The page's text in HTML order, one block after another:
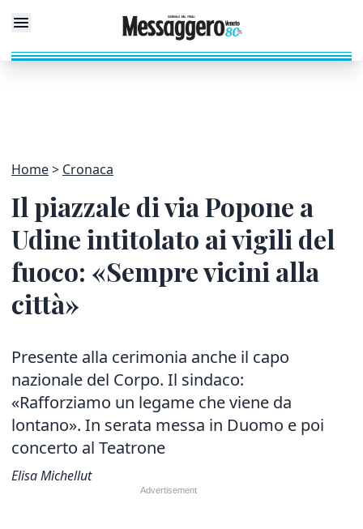
Home Cronaca
Il piazzale di via Popone a
Udine intitolato ai vigili del
fuoco: «Sempre vicini alla
città»
Presente alla cerimonia anche il capo
nazionale del Corpo. Il sindaco:
«Rafforziamo un legame che viene da
lontano». In serata messa in Duomo e poi
concerto al Teatrone
Elisa Michellut